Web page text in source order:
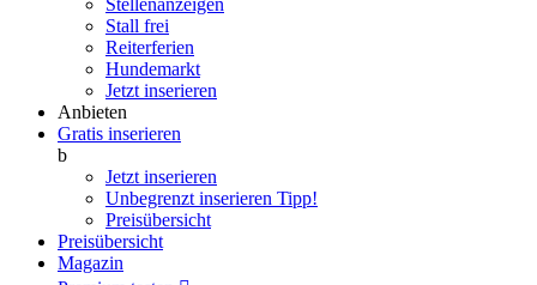
Stellenanzeigen
Stall frei
Reiterferien
Hundemarkt
Jetzt inserieren
Anbieten
Gratis inserieren
b
Jetzt inserieren
Unbegrenzt inserieren Tipp!
Preisübersicht
Preisübersicht
Magazin